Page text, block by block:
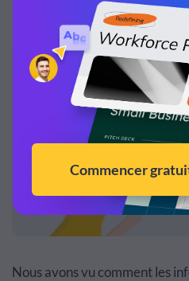
Nous avons vu comment les